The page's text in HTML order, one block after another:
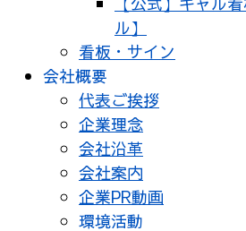
ル】
看板・サイン
会社概要
代表ご挨拶
企業理念
会社沿革
会社案内
企業PR動画
環境活動